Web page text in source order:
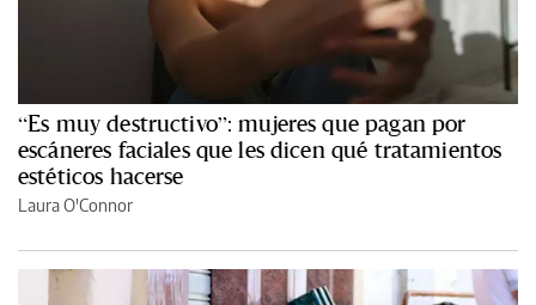
“Es muy destructivo”: mujeres que pagan por
escáneres faciales que les dicen qué tratamientos
estéticos hacerse
Laura O'Connor